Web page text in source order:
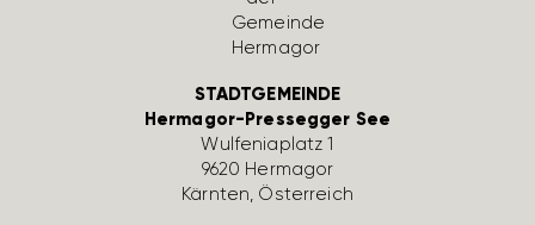
STADTGEMEINDE
Hermagor-Pressegger See
Wulfe­nia­platz 1
9620 Hermagor
Kärnten, Öster­reich